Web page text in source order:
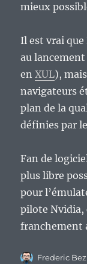
mieux
Il est vrai
au lancement
enXUL),
navigateurs
plan de la
définies par
Fan de
plus libre
pour
pilote Nvidia,
franchement
Auteur
Frederic